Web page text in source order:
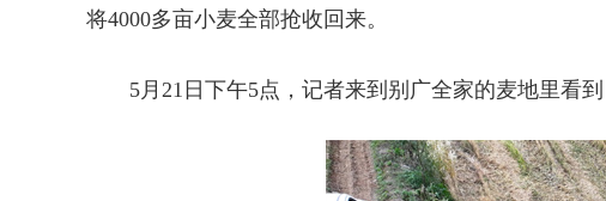
将4000多亩小麦全部抢收回来。
5月21日下午5点，记者来到别广全家的麦地里看